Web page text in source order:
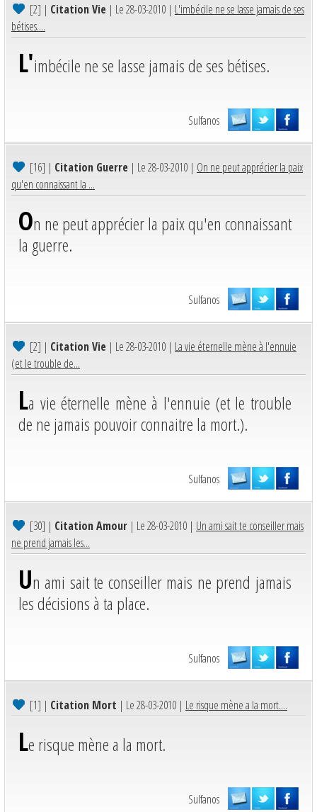
[2] | Citation Vie | Le 28-03-2010 | L'imbécile ne se lasse jamais de ses
bétises....
L'imbécile ne se lasse jamais de ses bétises.
Sulfanos
[16] | Citation Guerre | Le 28-03-2010 | On ne peut apprécier la paix
qu'en connaissant la ...
On ne peut apprécier la paix qu'en connaissant
la guerre.
Sulfanos
[2] | Citation Vie | Le 28-03-2010 | La vie éternelle mène à l'ennuie
(et le trouble de...
La vie éternelle mène à l'ennuie (et le trouble
de ne jamais pouvoir connaitre la mort.).
Sulfanos
[30] | Citation Amour | Le 28-03-2010 | Un ami sait te conseiller mais
ne prend jamais les...
Un ami sait te conseiller mais ne prend jamais
les décisions à ta place.
Sulfanos
[1] | Citation Mort | Le 28-03-2010 | Le risque mène a la mort....
Le risque mène a la mort.
Sulfanos